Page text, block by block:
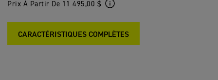
Prix À Partir De 11 495,00 $
CARACTÉRISTIQUES COMPLÈTES